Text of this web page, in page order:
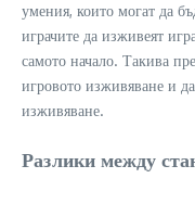
умения, които могат да
играчите да изживеят
самото начало. Такива
игровото изживяване и
изживяване.
Разлики между